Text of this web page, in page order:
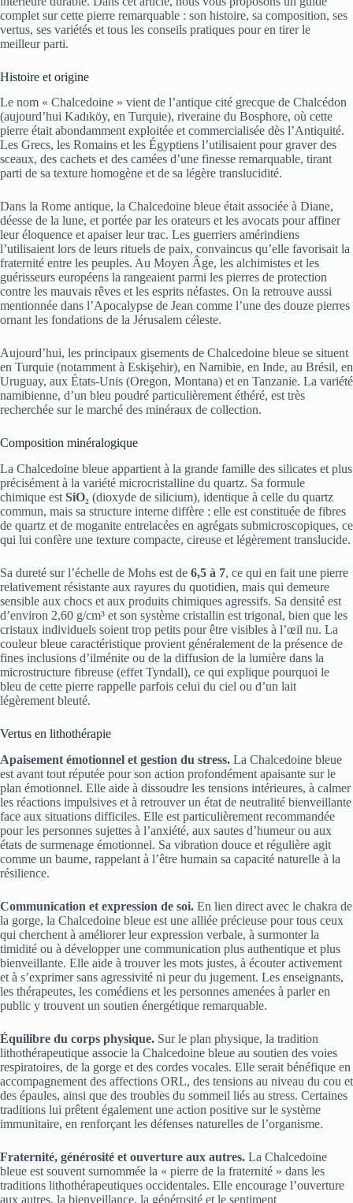
complet sur cette pierre remarquable : son histoire, sa composition, ses
vertus, ses variétés et tous les conseils pratiques pour en tirer le
meilleur parti.
Histoire et origine
Le nom « Chalcedoine » vient de l’antique cité grecque de Chalcédon
(aujourd’hui Kadıköy, en Turquie), riveraine du Bosphore, où cette
pierre était abondamment exploitée et commercialisée dès l’Antiquité.
Les Grecs, les Romains et les Égyptiens l’utilisaient pour graver des
sceaux, des cachets et des camées d’une finesse remarquable, tirant
parti de sa texture homogène et de sa légère translucidité.
Dans la Rome antique, la Chalcedoine bleue était associée à Diane,
déesse de la lune, et portée par les orateurs et les avocats pour affiner
leur éloquence et apaiser leur trac. Les guerriers amérindiens
l’utilisaient lors de leurs rituels de paix, convaincus qu’elle favorisait la
fraternité entre les peuples. Au Moyen Âge, les alchimistes et les
guérisseurs européens la rangeaient parmi les pierres de protection
contre les mauvais rêves et les esprits néfastes. On la retrouve aussi
mentionnée dans l’Apocalypse de Jean comme l’une des douze pierres
ornant les fondations de la Jérusalem céleste.
Aujourd’hui, les principaux gisements de Chalcedoine bleue se situent
en Turquie (notamment à Eskişehir), en Namibie, en Inde, au Brésil, en
Uruguay, aux États-Unis (Oregon, Montana) et en Tanzanie. La variété
namibienne, d’un bleu poudré particulièrement éthéré, est très
recherchée sur le marché des minéraux de collection.
Composition minéralogique
La Chalcedoine bleue appartient à la grande famille des silicates et plus
précisément à la variété microcristalline du quartz. Sa formule
chimique est SiO₂ (dioxyde de silicium), identique à celle du quartz
commun, mais sa structure interne diffère : elle est constituée de fibres
de quartz et de moganite entrelacées en agrégats submicroscopiques, ce
qui lui confère une texture compacte, cireuse et légèrement translucide.
Sa dureté sur l’échelle de Mohs est de 6,5 à 7, ce qui en fait une pierre
relativement résistante aux rayures du quotidien, mais qui demeure
sensible aux chocs et aux produits chimiques agressifs. Sa densité est
d’environ 2,60 g/cm³ et son système cristallin est trigonal, bien que les
cristaux individuels soient trop petits pour être visibles à l’œil nu. La
couleur bleue caractéristique provient généralement de la présence de
fines inclusions d’ilménite ou de la diffusion de la lumière dans la
microstructure fibreuse (effet Tyndall), ce qui explique pourquoi le
bleu de cette pierre rappelle parfois celui du ciel ou d’un lait
légèrement bleuté.
Vertus en lithothérapie
Apaisement émotionnel et gestion du stress. La Chalcedoine bleue
est avant tout réputée pour son action profondément apaisante sur le
plan émotionnel. Elle aide à dissoudre les tensions intérieures, à calmer
les réactions impulsives et à retrouver un état de neutralité bienveillante
face aux situations difficiles. Elle est particulièrement recommandée
pour les personnes sujettes à l’anxiété, aux sautes d’humeur ou aux
états de surmenage émotionnel. Sa vibration douce et régulière agit
comme un baume, rappelant à l’être humain sa capacité naturelle à la
résilience.
Communication et expression de soi. En lien direct avec le chakra de
la gorge, la Chalcedoine bleue est une alliée précieuse pour tous ceux
qui cherchent à améliorer leur expression verbale, à surmonter la
timidité ou à développer une communication plus authentique et plus
bienveillante. Elle aide à trouver les mots justes, à écouter activement
et à s’exprimer sans agressivité ni peur du jugement. Les enseignants,
les thérapeutes, les comédiens et les personnes amenées à parler en
public y trouvent un soutien énergétique remarquable.
Équilibre du corps physique. Sur le plan physique, la tradition
lithothérapeutique associe la Chalcedoine bleue au soutien des voies
respiratoires, de la gorge et des cordes vocales. Elle serait bénéfique en
accompagnement des affections ORL, des tensions au niveau du cou et
des épaules, ainsi que des troubles du sommeil liés au stress. Certaines
traditions lui prêtent également une action positive sur le système
immunitaire, en renforçant les défenses naturelles de l’organisme.
Fraternité, générosité et ouverture aux autres. La Chalcedoine
bleue est souvent surnommée la « pierre de la fraternité » dans les
traditions lithothérapeutiques occidentales. Elle encourage l’ouverture
aux autres, la bienveillance, la générosité et le sentiment